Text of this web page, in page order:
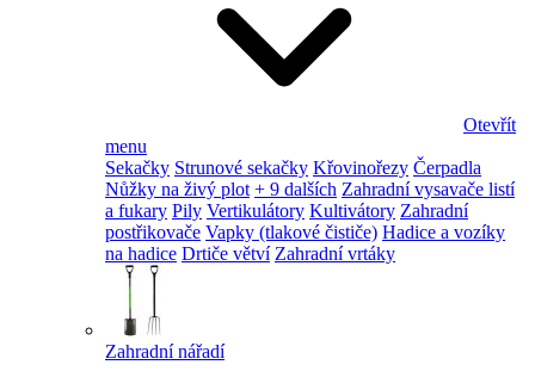
Otevřít
menu
Sekačky Strunové sekačky Křovinořezy Čerpadla
Nůžky na živý plot + 9 dalších Zahradní vysavače listí
a fukary Pily Vertikulátory Kultivátory Zahradní
postřikovače Vapky (tlakové čističe) Hadice a vozíky
na hadice Drtiče větví Zahradní vrtáky
Zahradní nářadí